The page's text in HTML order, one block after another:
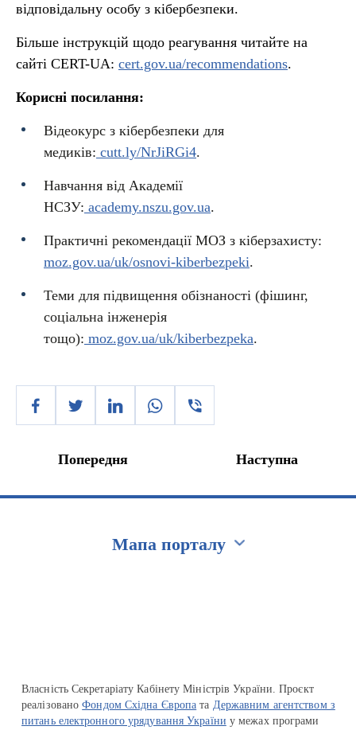
відповідальну особу з кібербезпеки.
Більше інструкцій щодо реагування читайте на
сайті CERT-UA: cert.gov.ua/recommendations.
Корисні посилання:
Відеокурс з кібербезпеки для
медиків: cutt.ly/NrJiRGi4.
Навчання від Академії
НСЗУ: academy.nszu.gov.ua.
Практичні рекомендації МОЗ з кіберзахисту:
moz.gov.ua/uk/osnovi-kiberbezpeki.
Теми для підвищення обізнаності (фішинг,
соціальна інженерія
тощо): moz.gov.ua/uk/kiberbezpeka.
Попередня Наступна
Мапа порталу
Власність Секретаріату Кабінету Міністрів України. Проєкт
реалізованоФондом Східна Європа та Державним агентством з
питань електронного урядування України у межах програми